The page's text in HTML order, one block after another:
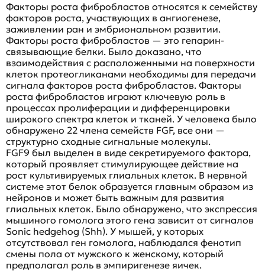
Факторы роста фибробластов относятся к семейству
факторов роста, участвующих в ангиогенезе,
заживлении ран и эмбриональном развитии.
Факторы роста фибробластов — это гепарин-
связывающие белки. Было доказано, что
взаимодействия с расположенными на поверхности
клеток протеогликанами необходимы для передачи
сигнала факторов роста фибробластов. Факторы
роста фибробластов играют ключевую роль в
процессах пролиферации и дифференцировки
широкого спектра клеток и тканей. У человека было
обнаружено 22 члена семейств FGF, все они —
структурно сходные сигнальные молекулы.
FGF9 был выделен в виде секретируемого фактора,
который проявляет стимулирующее действие на
рост культивируемых глиальных клеток. В нервной
системе этот белок образуется главным образом из
нейронов и может быть важным для развития
глиальных клеток. Было обнаружено, что экспрессия
мышиного гомолога этого гена зависит от сигналов
Sonic hedgehog (Shh). У мышей, у которых
отсутствовал ген гомолога, наблюдался фенотип
смены пола от мужского к женскому, который
предполагал роль в эмпиригенезе яичек.